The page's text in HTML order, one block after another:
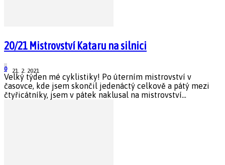
20/21 Mistrovství Kataru na silnici
21. 2. 2021
0
Velký týden mé cyklistiky! Po úterním mistrovství v
časovce, kde jsem skončil jedenáctý celkově a pátý mezi
čtyřicátníky, jsem v pátek naklusal na mistrovství...